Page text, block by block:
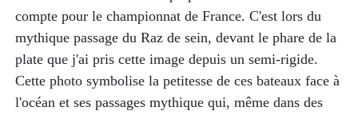
compte pour le championnat de France. C'est lors du
mythique passage du Raz de sein, devant le phare de la
plate que j'ai pris cette image depuis un semi-rigide.
Cette photo symbolise la petitesse de ces bateaux face à
l'océan et ses passages mythique qui, même dans des